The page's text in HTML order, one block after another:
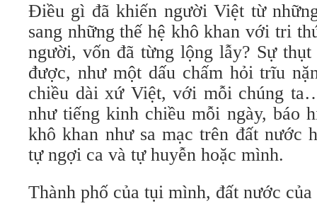
Điều gì đã khiến người Việt từ
sang những thế hệ khô khan với tri
người, vốn đã từng lộng lẫy? Sự
được, như một dấu chấm hỏi trĩu
chiều dài xứ Việt, với mỗi chúng
như tiếng kinh chiều mỗi ngày, báo
khô khan như sa mạc trên đất nước
tự ngợi ca và tự huyễn hoặc mình.
Thành phố của tụi mình, đất nước